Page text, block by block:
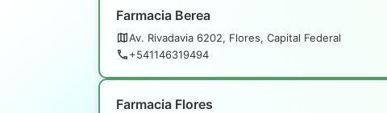
Farmacia Berea
Av. Rivadavia 6202, Flores, Capital Federal
+541146319494
Farmacia Flores